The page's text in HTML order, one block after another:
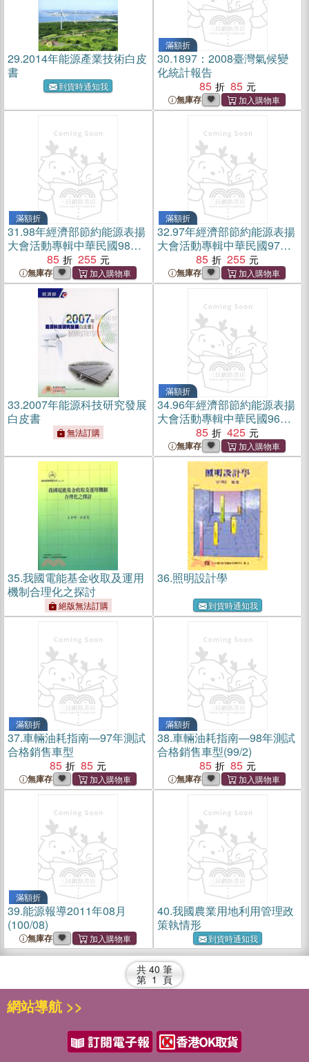
29.2014年能源產業技術白皮
書
到貨時通知我
滿額折
30.1897：2008臺灣氣候變
化統計報告
85
85
無庫存
滿額折
31.98年經濟部節約能源表揚
大會活動專輯中華民國98年
85 255
無庫存
滿額折
32.97年經濟部節約能源表揚
大會活動專輯中華民國97年7
85 255
無庫存
33.2007年能源科技研究發展
白皮書
無法訂購
滿額折
34.96年經濟部節約能源表揚
大會活動專輯中華民國96年8
85 425
無庫存
35.我國電能基金收取及運用
機制合理化之探討
絕版無法訂購
36.照明設計學
到貨時通知我
滿額折
37.車輛油耗指南―97年測試
合格銷售車型
85
85
無庫存
滿額折
38.車輛油耗指南―98年測試
合格銷售車型(99/2)
85
85
無庫存
滿額折
39.能源報導2011年08月
(100/08)
無庫存
40.我國農業用地利用管理政
策執情形
到貨時通知我
共 40 筆
第 1 頁
網站導航 >>